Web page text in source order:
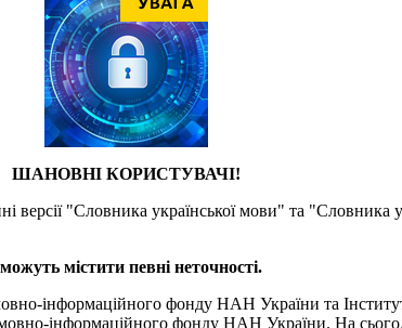
ШАНОВНІ КОРИСТУВАЧІ!
"Словника української мови" та "Словника
містити певні неточності.
інформаційного фонду НАН України та
інформаційного фонду НАН України. На